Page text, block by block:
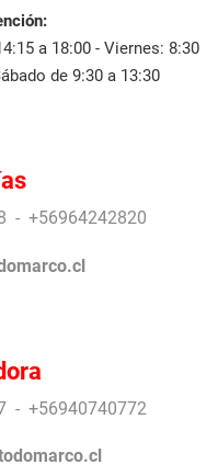
a 18:00 - Viernes: 8:30
de 9:30 a 13:30
- +56964242820
- +56940740772